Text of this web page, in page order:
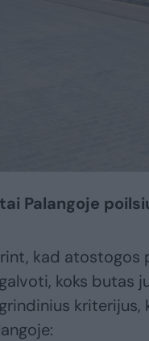
Palangoje
kad atostogos
koks butas